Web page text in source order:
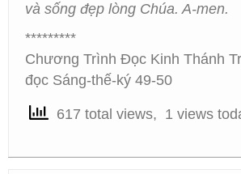
và sống đẹp lòng Chúa. A-men.
*********
Chương Trình Đọc Kinh Thánh
đọc Sáng-thế-ký 49-50
617 total views, 1 views